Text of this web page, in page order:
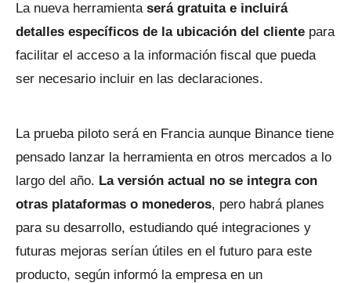
La nueva herramientaserá gratuita e incluirá
detalles específicos de la ubicación del cliente para
facilitar el acceso a la información fiscal que pueda
ser necesario incluir en las declaraciones.
La prueba piloto será en Francia aunque Binance tiene
pensado lanzar la herramienta en otros mercados a lo
largo del año. La versión actual no se integra con
otras plataformas o monederos, pero habrá planes
para su desarrollo, estudiando qué integraciones y
futuras mejoras serían útiles en el futuro para este
producto, según informó la empresa en un